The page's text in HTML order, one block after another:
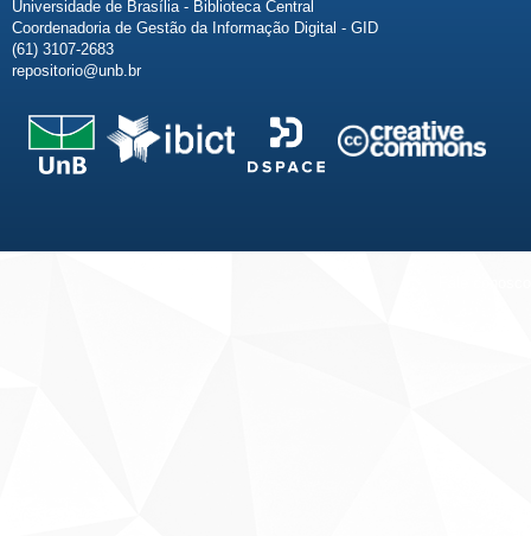
Universidade de Brasília - Biblioteca Central
Coordenadoria de Gestão da Informação Digital - GID
(61) 3107-2683
repositorio@unb.br